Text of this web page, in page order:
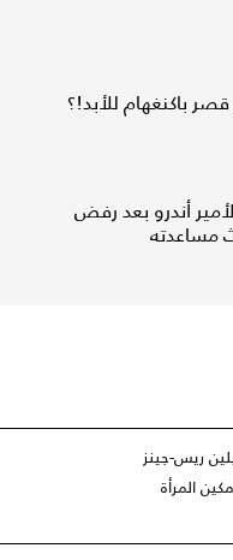
قصر باكنغهام للأبد!؟
أندرو بعد رفض
مساعدته
ريس-جينز
المرأة